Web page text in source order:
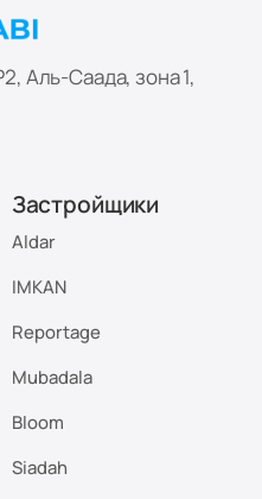
Аль-Саада, зона 1,
Застройщики
Aldar
IMKAN
Reportage
Mubadala
Bloom
Siadah